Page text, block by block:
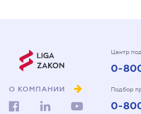
О КОМПАНИИ
Центр
0-
Подбор
0-